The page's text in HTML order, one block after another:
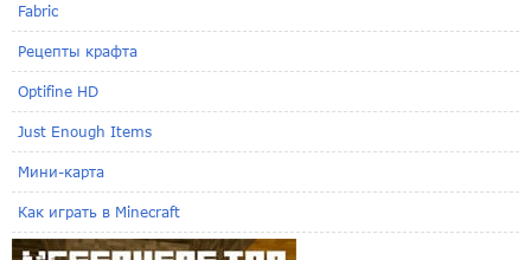
Fabric
Рецепты крафта
Optifine HD
Just Enough Items
Мини-карта
Как играть в Minecraft